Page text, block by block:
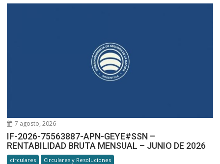
7 agosto, 2026
IF-2026-75563887-APN-GEYE#SSN –
RENTABILIDAD BRUTA MENSUAL – JUNIO DE 2026
circulares Circulares y Resoluciones